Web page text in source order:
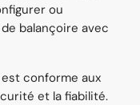
ou
balançoire avec
conforme aux
et la fiabilité.